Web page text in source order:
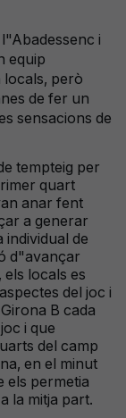
i
equip
locals, però
de fer un
sensacions de
tempteig per
quart
anar fent
a generar
individual de
d"avançar
locals es
del joc i
B cada
i que
del camp
en el minut
els permetia
la mitja part.